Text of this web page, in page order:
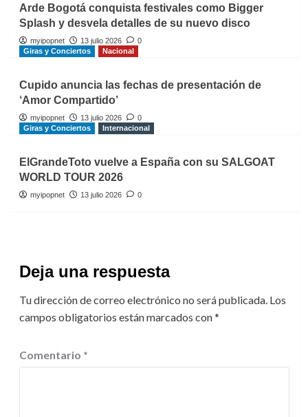
Arde Bogotá conquista festivales como Bigger
Splash y desvela detalles de su nuevo disco
myipopnet 13 julio 2026
0
Giras y Conciertos
Nacional
Cupido anuncia las fechas de presentación de
‘Amor Compartido’
myipopnet 13 julio 2026
0
Giras y Conciertos
Internacional
ElGrandeToto vuelve a España con su SALGOAT
WORLD TOUR 2026
myipopnet 13 julio 2026 0
Deja una respuesta
Tu dirección de correo electrónico no será publicada. Los
campos obligatorios están marcados con*
Comentario *